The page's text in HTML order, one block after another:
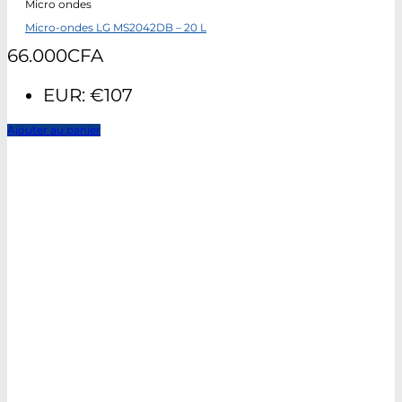
Micro ondes
Micro-ondes LG MS2042DB – 20 L
66.000CFA
EUR: €107
Ajouter au panier